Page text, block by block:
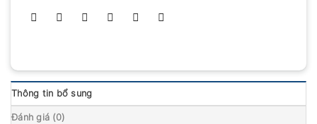
Thông tin bổ sung
Đánh giá (0)